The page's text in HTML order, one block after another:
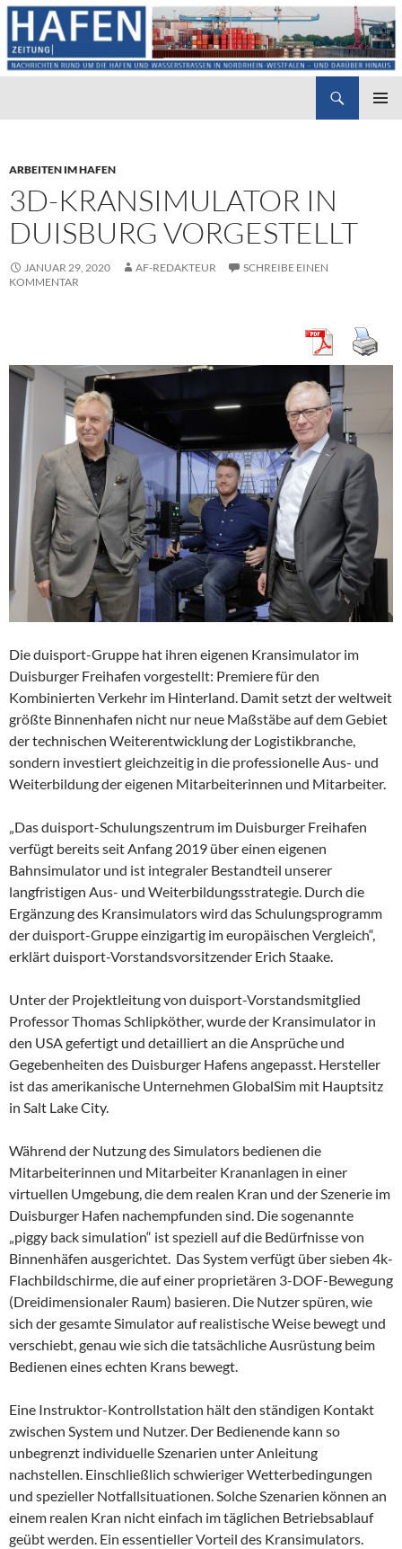
ARBEITEN IM HAFEN
3D-KRANSIMULATOR IN
DUISBURG VORGESTELLT
JANUAR 29, 2020 AF-REDAKTEUR
SCHREIBE EINEN
KOMMENTAR
Die duisport-Gruppe hat ihren eigenen Kransimulator im
Duisburger Freihafen vorgestellt: Premiere für den
Kombinierten Verkehr im Hinterland. Damit setzt der weltweit
größte Binnenhafen nicht nur neue Maßstäbe auf dem Gebiet
der technischen Weiterentwicklung der Logistikbranche,
sondern investiert gleichzeitig in die professionelle Aus- und
Weiterbildung der eigenen Mitarbeiterinnen und Mitarbeiter.
„Das duisport-Schulungszentrum im Duisburger Freihafen
verfügt bereits seit Anfang 2019 über einen eigenen
Bahnsimulator und ist integraler Bestandteil unserer
langfristigen Aus- und Weiterbildungsstrategie. Durch die
Ergänzung des Kransimulators wird das Schulungsprogramm
der duisport-Gruppe einzigartig im europäischen Vergleich“,
erklärt duisport-Vorstandsvorsitzender Erich Staake.
Unter der Projektleitung von duisport-Vorstandsmitglied
Professor Thomas Schlipköther, wurde der Kransimulator in
den USA gefertigt und detailliert an die Ansprüche und
Gegebenheiten des Duisburger Hafens angepasst. Hersteller
ist das amerikanische Unternehmen GlobalSim mit Hauptsitz
in Salt Lake City.
Während der Nutzung des Simulators bedienen die
Mitarbeiterinnen und Mitarbeiter Krananlagen in einer
virtuellen Umgebung, die dem realen Kran und der Szenerie im
Duisburger Hafen nachempfunden sind. Die sogenannte
„piggy back simulation“ ist speziell auf die Bedürfnisse von
Binnenhäfen ausgerichtet. Das System verfügt über sieben 4k-
Flachbildschirme, die auf einer proprietären 3-DOF-Bewegung
(Dreidimensionaler Raum) basieren. Die Nutzer spüren, wie
sich der gesamte Simulator auf realistische Weise bewegt und
verschiebt, genau wie sich die tatsächliche Ausrüstung beim
Bedienen eines echten Krans bewegt.
Eine Instruktor-Kontrollstation hält den ständigen Kontakt
zwischen System und Nutzer. Der Bedienende kann so
unbegrenzt individuelle Szenarien unter Anleitung
nachstellen. Einschließlich schwieriger Wetterbedingungen
und spezieller Notfallsituationen. Solche Szenarien können an
einem realen Kran nicht einfach im täglichen Betriebsablauf
geübt werden. Ein essentieller Vorteil des Kransimulators.